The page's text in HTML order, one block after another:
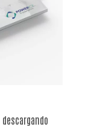
descargando